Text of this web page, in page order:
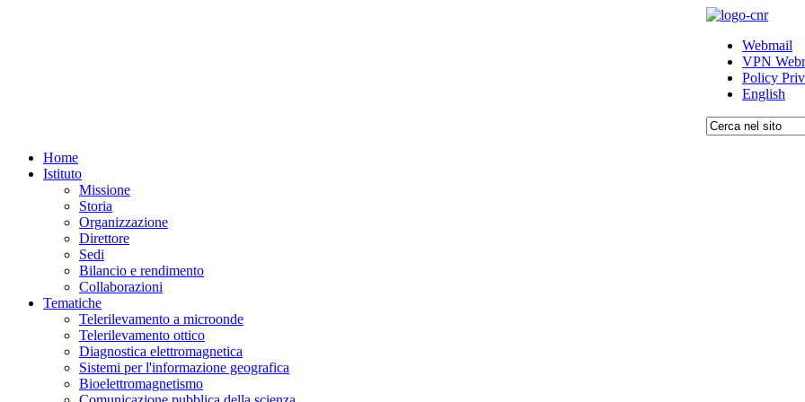
Webmail
VPN
Policy
English
Home
Istituto
Missione
Storia
Organizzazione
Direttore
Sedi
Bilancio e rendimento
Collaborazioni
Tematiche
Telerilevamento a microonde
Telerilevamento ottico
Diagnostica elettromagnetica
Sistemi per l'informazione geografica
Bioelettromagnetismo